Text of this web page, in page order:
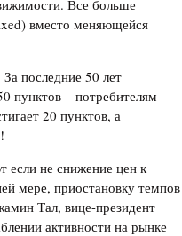
Все больше
вместо меняющейся
последние 50 лет
пунктов – потребителям
20 пунктов, а
если не снижение цен к
мере, приостановку темпов
Тал, вице-президент
активности на рынке